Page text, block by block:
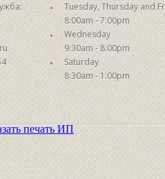
Tuesday, Thursday and
8:00am - 7:00pm
Wednesday
9:30am - 8:00pm
Saturday
8:30am - 1:00pm
печать ИП